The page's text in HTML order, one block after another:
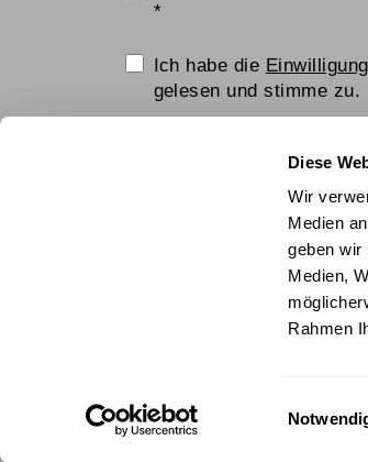
Diese
Wir
Medien
geben wir
Medien,
Rahmen
*
Einwilligungserklärung
Ich habe die
gelesen und stimme zu.
Hier klicken
© Technisches Museum